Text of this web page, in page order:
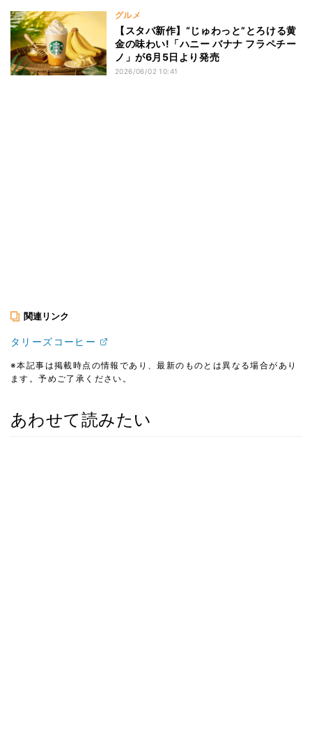
グルメ
【スタバ新作】“じゅわっと”とろける黄
金の味わい!「ハニー バナナ フラペチー
ノ」が6月5日より発売
2026/06/02 10:41
関連リンク
タリーズコーヒー
※本記事は掲載時点の情報であり、最新のものとは異なる場合があり
ます。予めご了承ください。
あわせて読みたい